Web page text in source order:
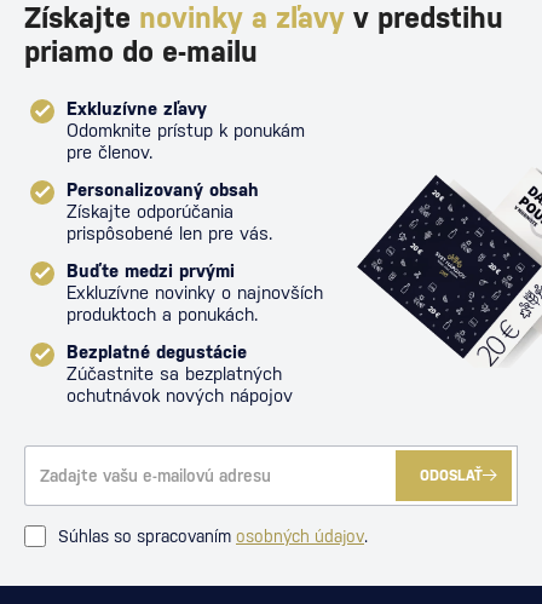
Získajte novinky a zľavy v predstihu
priamo do e-mailu
Exkluzívne zľavy
Odomknite prístup k ponukám
pre členov.
Personalizovaný obsah
Získajte odporúčania
prispôsobené len pre vás.
Buďte medzi prvými
Exkluzívne novinky o najnovších
produktoch a ponukách.
Bezplatné degustácie
Zúčastnite sa bezplatných
ochutnávok nových nápojov
ODOSLAŤ
Súhlas so spracovaním osobných údajov.